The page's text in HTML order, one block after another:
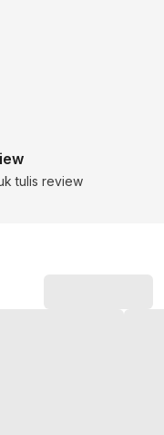
tulis review